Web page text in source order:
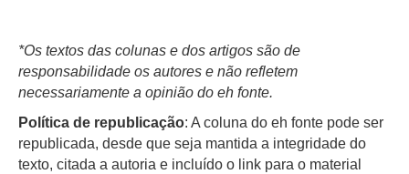
*Os textos das colunas e dos artigos são de
responsabilidade os autores e não refletem
necessariamente a opinião do eh fonte.
Política de republicação: A coluna do eh fonte pode ser
republicada, desde que seja mantida a integridade do
texto, citada a autoria e incluído o link para o material